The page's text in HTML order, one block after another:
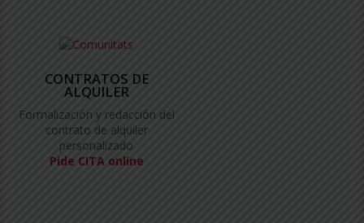
CONTRATOS DE
ALQUILER
Formalización y redacción del
contrato de alquiler
personalizado
Pide CITA online